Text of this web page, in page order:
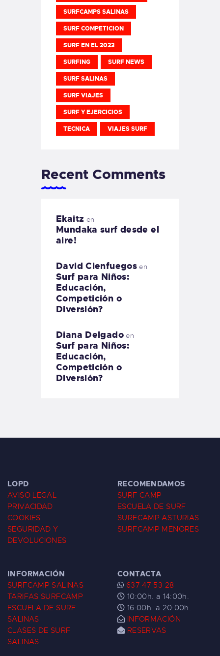
SURFCAMPS SALINAS
SURF COMPETICION
SURF EN EL 2023
SURFING SURF NEWS
SURF SALINAS
SURF VIAJES
SURF Y EJERCICIOS
TECNICA VIAJES SURF
Recent Comments
Ekaitz en
Mundaka surf desde el
aire!
David Cienfuegos en
Surf para Niños:
Educación,
Competición o
Diversión?
Diana Delgadoen
Surf para Niños:
Educación,
Competición o
Diversión?
LOPD
AVISO LEGAL
PRIVACIDAD
COOKIES
SEGURIDAD Y
DEVOLUCIONES
RECOMENDAMOS
SURF CAMP
ESCUELA DE SURF
SURFCAMP ASTURIAS
SURFCAMP MENORES
INFORMACIÓN
SURFCAMP SALINAS
TARIFAS SURFCAMP
ESCUELA DE SURF
SALINAS
CLASES DE SURF
SALINAS
CONTACTA
637 47 53 28
10:00h. a 14:00h.
16:00h. a 20:00h.
INFORMACIÓN
RESERVAS